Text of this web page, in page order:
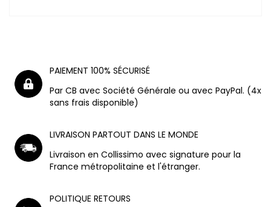
PAIEMENT 100% SÉCURISÉ
Par CB avec Société Générale ou avec PayPal. (4x
sans frais disponible)
LIVRAISON PARTOUT DANS LE MONDE
Livraison en Collissimo avec signature pour la
France métropolitaine et l'étranger.
POLITIQUE RETOURS